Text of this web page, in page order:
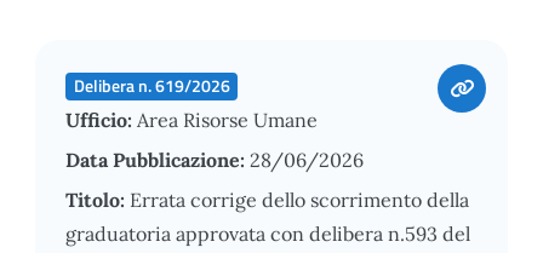
Delibera n. 619/2026
Ufficio: Area Risorse Umane
Data Pubblicazione: 28/06/2026
Titolo: Errata corrige dello scorrimento della
graduatoria approvata con delibera n.593 del